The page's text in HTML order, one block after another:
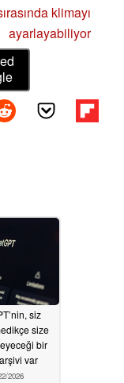
klimayı
ayarlayabiliyor
siz
size
bir
var
2026